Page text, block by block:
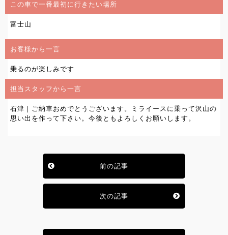
この車で一番最初に行きたい場所
富士山
お客様から一言
乗るのが楽しみです
担当スタッフから一言
石津｜ご納車おめでとうございます。ミライースに乗って沢山の
思い出を作って下さい。今後ともよろしくお願いします。
前の記事
次の記事